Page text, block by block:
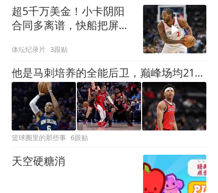
超5千万美金！小卡阴阳
合同多离谱，快船把屏幕
体坛纪录片 3跟贴
他是马刺培养的全能后卫，巅峰场均21+8+9！30岁却成了“玻璃人”
篮球圈里的那些事 6跟贴
天空硬糖消